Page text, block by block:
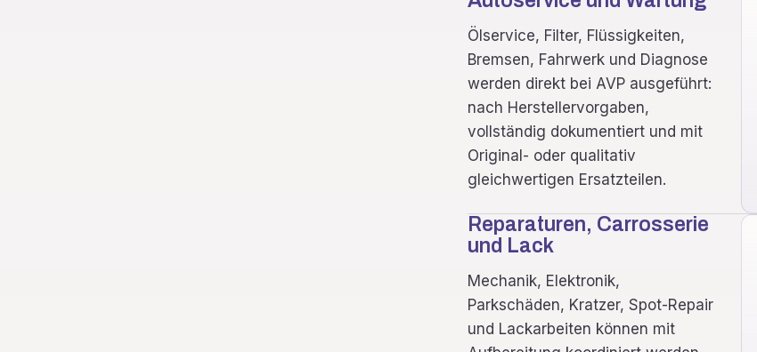
Ölservice, Filter, Flüssigkeiten,
Bremsen, Fahrwerk und Diagnose
werden direkt bei AVP ausgeführt:
nach Herstellervorgaben,
vollständig dokumentiert und mit
Original- oder qualitativ
gleichwertigen Ersatzteilen.
Reparaturen, Carrosserie
und Lack
Mechanik, Elektronik,
Parkschäden, Kratzer, Spot-Repair
und Lackarbeiten können mit